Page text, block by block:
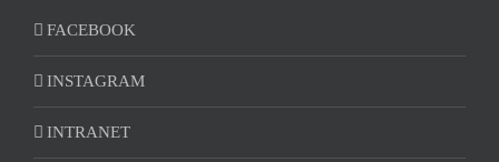
FACEBOOK
INSTAGRAM
INTRANET